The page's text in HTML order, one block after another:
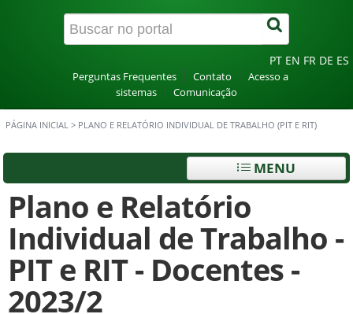
Canais
PT EN FR DE ES
Perguntas Frequentes Contato
Acesso a
sistemas
Comunicação
PÁGINA INICIAL > PLANO E RELATÓRIO INDIVIDUAL DE TRABALHO (PIT E RIT)
MENU
Plano e Relatório
Individual de Trabalho -
PIT e RIT - Docentes -
2023/2